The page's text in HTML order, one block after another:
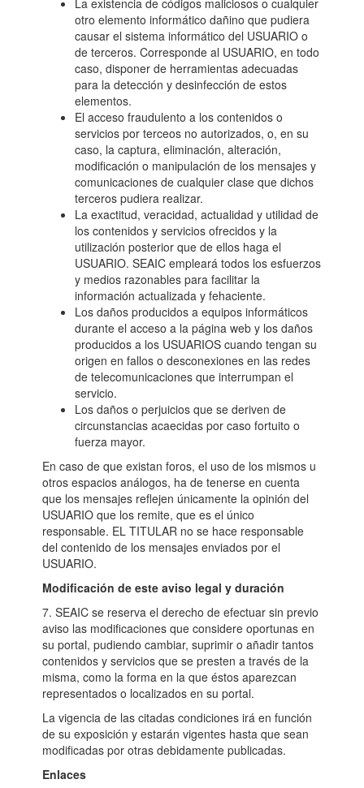
La existencia de códigos maliciosos o cualquier
otro elemento informático dañino que pudiera
causar el sistema informático del USUARIO o
de terceros. Corresponde al USUARIO, en todo
caso, disponer de herramientas adecuadas
para la detección y desinfección de estos
elementos.
El acceso fraudulento a los contenidos o
servicios por terceos no autorizados, o, en su
caso, la captura, eliminación, alteración,
modificación o manipulación de los mensajes y
comunicaciones de cualquier clase que dichos
terceros pudiera realizar.
La exactitud, veracidad, actualidad y utilidad de
los contenidos y servicios ofrecidos y la
utilización posterior que de ellos haga el
USUARIO. SEAIC empleará todos los esfuerzos
y medios razonables para facilitar la
información actualizada y fehaciente.
Los daños producidos a equipos informáticos
durante el acceso a la página web y los daños
producidos a los USUARIOS cuando tengan su
origen en fallos o desconexiones en las redes
de telecomunicaciones que interrumpan el
servicio.
Los daños o perjuicios que se deriven de
circunstancias acaecidas por caso fortuito o
fuerza mayor.
En caso de que existan foros, el uso de los mismos u
otros espacios análogos, ha de tenerse en cuenta
que los mensajes reflejen únicamente la opinión del
USUARIO que los remite, que es el único
responsable. EL TITULAR no se hace responsable
del contenido de los mensajes enviados por el
USUARIO.
Modificación de este aviso legal y duración
7. SEAIC se reserva el derecho de efectuar sin previo
aviso las modificaciones que considere oportunas en
su portal, pudiendo cambiar, suprimir o añadir tantos
contenidos y servicios que se presten a través de la
misma, como la forma en la que éstos aparezcan
representados o localizados en su portal.
La vigencia de las citadas condiciones irá en función
de su exposición y estarán vigentes hasta que sean
modificadas por otras debidamente publicadas.
Enlaces